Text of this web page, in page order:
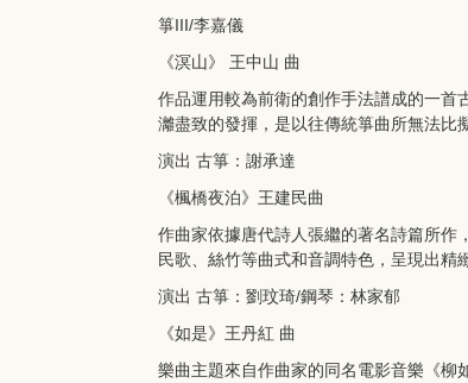
箏III/李嘉儀
《溟山》 王中山 曲
作品運用較為前衛的創作手法譜成的一首
灕盡致的發揮，是以往傳統箏曲所無法比
演出 古箏：謝承達
《楓橋夜泊》王建民曲
作曲家依據唐代詩人張繼的著名詩篇所作
民歌、絲竹等曲式和音調特色，呈現出精
演出 古箏：劉玟琦/鋼琴：林家郁
《如是》王丹紅 曲
樂曲主題來自作曲家的同名電影音樂《